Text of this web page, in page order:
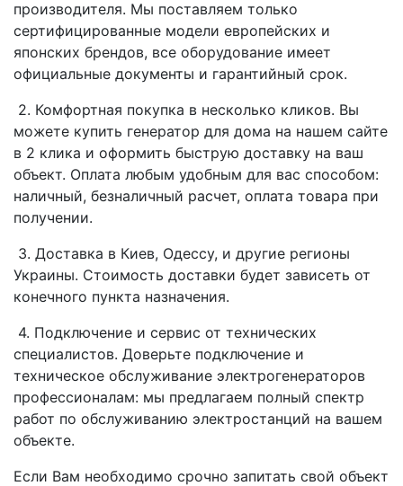
производителя. Мы поставляем только
сертифицированные модели европейских и
японских брендов, все оборудование имеет
официальные документы и гарантийный срок.
2. Комфортная покупка в несколько кликов. Вы
можете купить генератор для дома на нашем сайте
в 2 клика и оформить быструю доставку на ваш
объект. Оплата любым удобным для вас способом:
наличный, безналичный расчет, оплата товара при
получении.
3. Доставка в Киев, Одессу, и другие регионы
Украины. Стоимость доставки будет зависеть от
конечного пункта назначения.
4. Подключение и сервис от технических
специалистов. Доверьте подключение и
техническое обслуживание электрогенераторов
профессионалам: мы предлагаем полный спектр
работ по обслуживанию электростанций на вашем
объекте.
Если Вам необходимо срочно запитать свой объект